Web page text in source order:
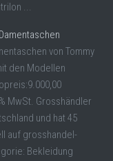
...
von Tommy
den Modellen
MwSt. Grosshändler
und hat 45
auf grosshandel-
Bekleidung